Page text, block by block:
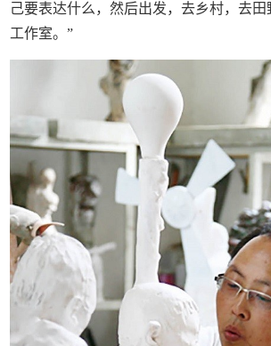
己要表达什么，然后出发，去乡村，去
工作室。”